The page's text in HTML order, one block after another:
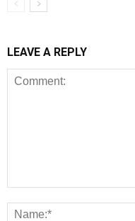
LEAVE A REPLY